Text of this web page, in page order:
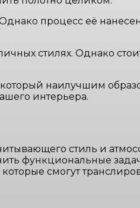
процесс её
стилях. Однако
наилучшим
интерьера.
стиль и
функциональные
смогут